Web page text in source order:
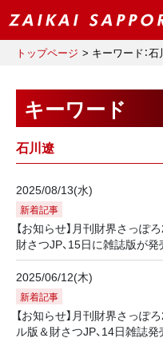
トップページ キーワード：石
キーワード
石川遼
2025/08/13(水)
新着記事
【お知らせ】月刊財界さっぽ
財さつJP、15日に雑誌版が発
2025/06/12(木)
新着記事
【お知らせ】月刊財界さっ
ル版＆財さつJP、14日雑誌発